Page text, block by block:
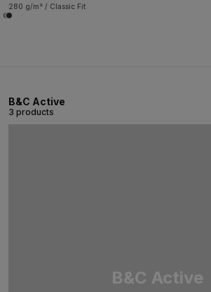
280 g/m² / Classic Fit
B&C Active
3 products
B&C Active